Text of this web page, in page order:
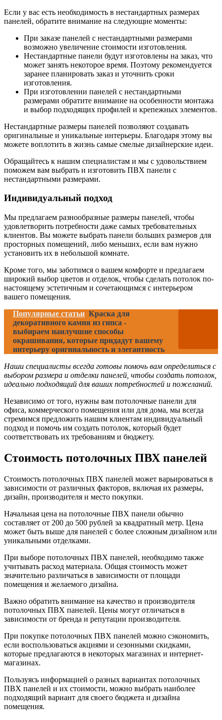
Если у вас есть необходимость в нестандартных размерах
панелей, обратите внимание на следующие моменты:
При заказе панелей с нестандартными размерами
возможно увеличение стоимости изготовления.
Нестандартные панели будут изготовлены на заказ, что
может занять некоторое время. Поэтому рекомендуется
заранее планировать заказ и уточнить сроки
изготовления.
При изготовлении панелей с нестандартными
размерами обратите внимание на особенности монтажа
и выбор подходящих профилей и крепежных элементов.
Нестандартные размеры панелей позволяют создавать
оригинальные и уникальные интерьеры. Благодаря этому вы
можете воплотить в жизнь самые смелые дизайнерские идеи.
Обращайтесь к нашим специалистам и мы с удовольствием
поможем вам выбрать и изготовить ПВХ панели с
нестандартными размерами.
Индивидуальный подход
Мы предлагаем разнообразные размеры панелей, чтобы
удовлетворить потребности даже самых требовательных
клиентов. Вы можете выбрать панели больших размеров для
просторных помещений, либо меньших, если вам нужно
установить их в небольшой комнате.
Кроме того, мы заботимся о вашем комфорте и предлагаем
широкий выбор цветов и отделок, чтобы сделать потолок по-
настоящему эстетичным и сочетающимся с интерьером
вашего помещения.
Популярные статьи Краска для
декоративного камня из гипса -
выбираем наилучшие способы
окрашивания, которые придадут вашему
интерьеру оригинальность и элегантность
Наши специалисты всегда готовы помочь вам определиться с
выбором размера и отделки панелей, чтобы создать потолок,
идеально подходящий для ваших потребностей и пожеланий.
Независимо от того, нужны вам потолочные панели для
офиса, коммерческого помещения или для дома, мы всегда
стремимся предложить нашим клиентам индивидуальный
подход и помочь им создать потолок, который будет
соответствовать их требованиям и бюджету.
Стоимость потолочных ПВХ панелей
Стоимость потолочных ПВХ панелей может варьироваться в
зависимости от различных факторов, включая их размеры,
дизайн, производителя и место покупки.
Начальная цена на потолочные ПВХ панели обычно
составляет от 200 до 500 рублей за квадратный метр. Цена
может быть выше для панелей с более сложным дизайном или
уникальными отделками.
При выборе потолочных ПВХ панелей, необходимо также
учитывать расход материала. Общая стоимость может
значительно различаться в зависимости от площади
помещения и желаемого дизайна.
Важно обратить внимание на качество и производителя
потолочных ПВХ панелей. Цены могут отличаться в
зависимости от бренда и репутации производителя.
При покупке потолочных ПВХ панелей можно сэкономить,
если воспользоваться акциями и сезонными скидками,
которые предлагаются в некоторых магазинах и интернет-
магазинах.
Пользуясь информацией о разных вариантах потолочных
ПВХ панелей и их стоимости, можно выбрать наиболее
подходящий вариант для своего бюджета и дизайна
помещения.